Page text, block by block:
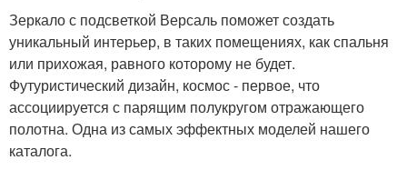
Зеркало с подсветкой Версаль поможет создать
уникальный интерьер, в таких помещениях, как спальня
или прихожая, равного которому не будет.
Футуристический дизайн, космос - первое, что
ассоциируется с парящим полукругом отражающего
полотна. Одна из самых эффектных моделей нашего
каталога.